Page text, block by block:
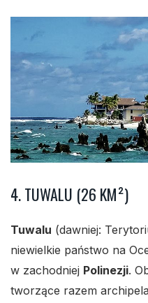
4. TUWALU (26 KM²)
Tuwalu (dawniej:
niewielkie państwo na
w zachodniej Polinezji.
tworzące razem